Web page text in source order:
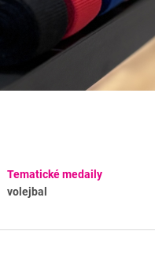
Tematické medaily
volejbal